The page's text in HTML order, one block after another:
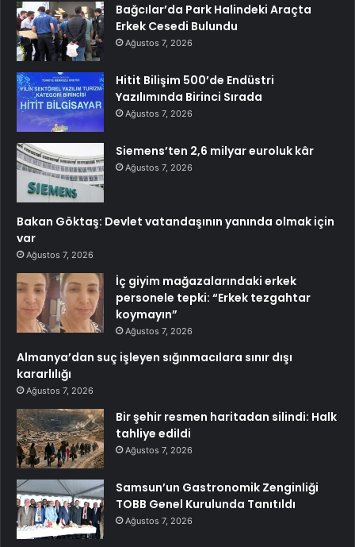
Bağcılar’da Park Halindeki Araçta
Erkek Cesedi Bulundu
Ağustos 7, 2026
Hitit Bilişim 500’de Endüstri
Yazılımında Birinci Sırada
Ağustos 7, 2026
Siemens’ten 2,6 milyar euroluk kâr
Ağustos 7, 2026
Bakan Göktaş: Devlet vatandaşının yanında olmak için
var
Ağustos 7, 2026
İç giyim mağazalarındaki erkek
personele tepki: “Erkek tezgahtar
koymayın”
Ağustos 7, 2026
Almanya’dan suç işleyen sığınmacılara sınır dışı
kararlılığı
Ağustos 7, 2026
Bir şehir resmen haritadan silindi: Halk
tahliye edildi
Ağustos 7, 2026
Samsun’un Gastronomik Zenginliği
TOBB Genel Kurulunda Tanıtıldı
Ağustos 7, 2026